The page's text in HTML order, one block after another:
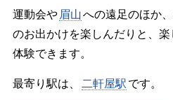
運動会や 眉山への遠足のほか
のお出かけを楽しんだりと、
体験できます。
最寄り駅は、 二軒屋駅 です。